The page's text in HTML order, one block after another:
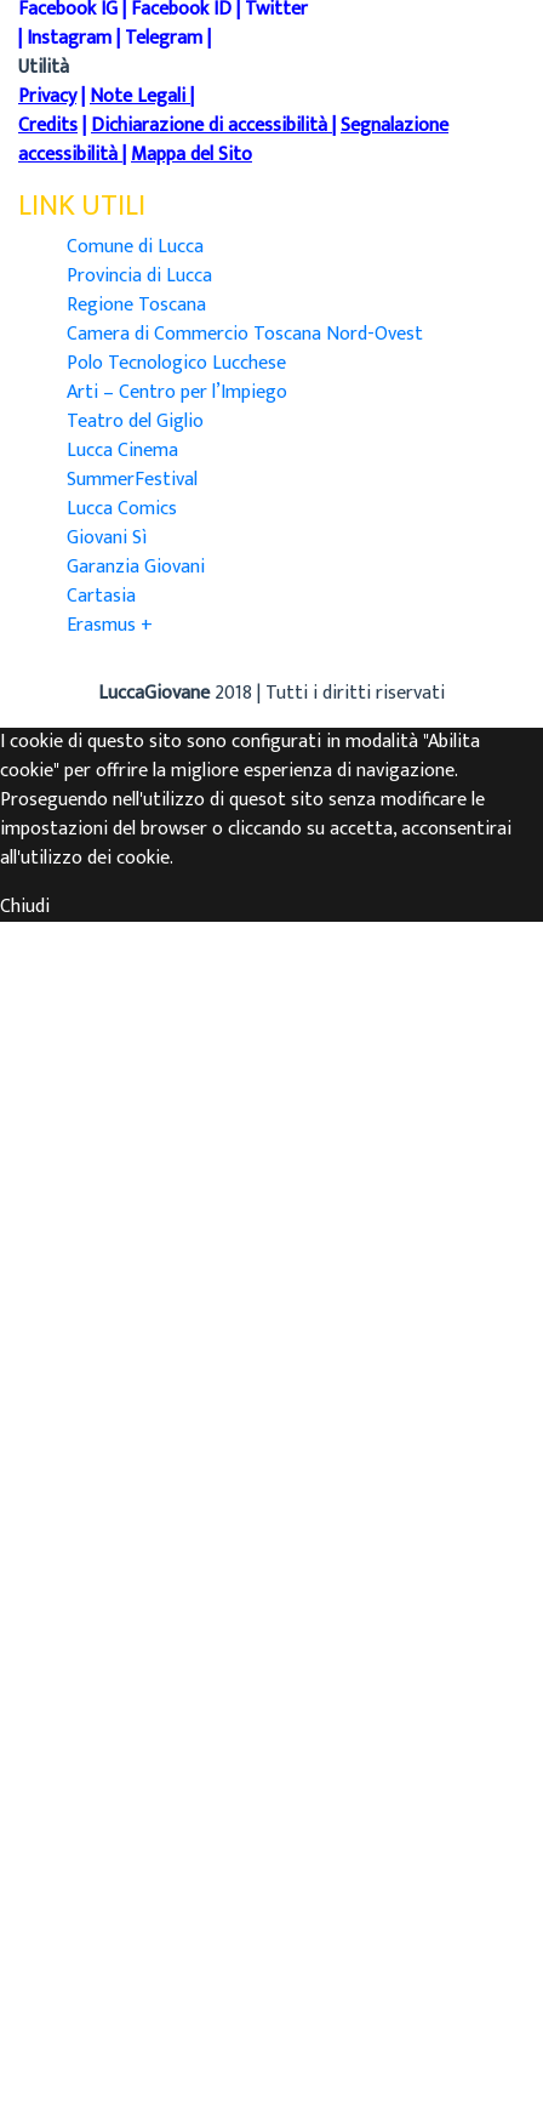
Facebook IG Facebook ID Twitter
|Instagram|Telegram|
Utilità
Privacy|Note Legali|
Credits|Dichiarazione di accessibilità|Segnalazione
accessibilità|Mappa del Sito
LINK UTILI
Comune di Lucca
Provincia di Lucca
Regione Toscana
Camera di Commercio Toscana Nord-Ovest
Polo Tecnologico Lucchese
Arti – Centro per l’Impiego
Teatro del Giglio
Lucca Cinema
SummerFestival
Lucca Comics
Giovani Sì
Garanzia Giovani
Cartasia
Erasmus +
LuccaGiovane2018 | Tutti i diritti riservati
I cookie di questo sito sono configurati in modalità "Abilita
cookie" per offrire la migliore esperienza di navigazione.
Proseguendo nell'utilizzo di quesot sito senza modificare le
impostazioni del browser o cliccando su accetta, acconsentirai
all'utilizzo dei cookie.
Chiudi